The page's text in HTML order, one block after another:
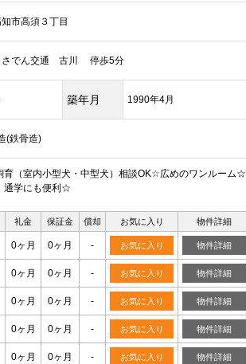
市高須３丁目
でん交通 古川 停歩5分
築年月 1990年4月
(鉄骨造)
（室内小型犬・中型犬）相談OK☆広めのワンルーム☆
通学にも便利☆
礼金 保証金 償却 お気に入り 物件詳細
0ヶ月 0ヶ月 - お気に入り 物件詳細
0ヶ月 0ヶ月 - お気に入り 物件詳細
0ヶ月 0ヶ月 - お気に入り 物件詳細
0ヶ月 0ヶ月 - お気に入り 物件詳細
0ヶ月 0ヶ月 - お気に入り 物件詳細